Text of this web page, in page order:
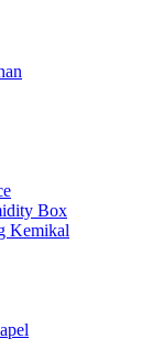
Box
Kemikal